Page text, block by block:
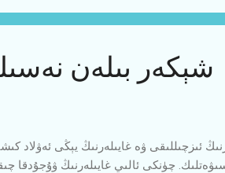
تەكرارلاپ ئۆتىشىنى توغرا تاپتۇق. 1- شېكەر ئەڭ ...
شېكەر بىلەن
چۈنكى ئالىي غايىلەرنىڭ ۋۇجۇدقا